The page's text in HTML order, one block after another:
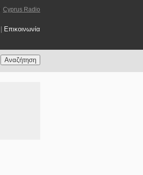
Cyprus Radio
Επικοινωνία